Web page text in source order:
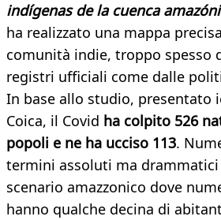
indígenas de la cuenca
ha realizzato una mappa
comunità indie, troppo spesso
registri ufficiali come dalle
In base allo studio, presentato
Coica, il Covid ha colpito 526
popoli e ne ha ucciso 113.
termini assoluti ma
scenario amazzonico dove
hanno qualche decina di